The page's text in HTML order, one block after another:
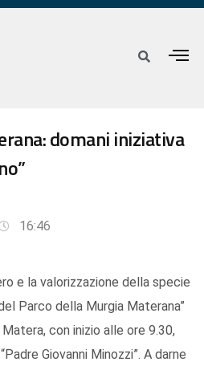
domani iniziativa
16:46
e la valorizzazione della specie
Parco della Murgia Materana”
con inizio alle ore 9.30,
Giovanni Minozzi”. A darne